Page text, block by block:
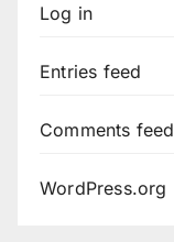
Log in
Entries feed
Comments feed
WordPress.org